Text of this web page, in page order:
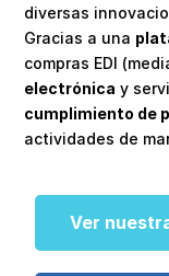
diversas
Gracias a una
compras EDI
electrónica y
cumplimiento de
actividades de
Ver